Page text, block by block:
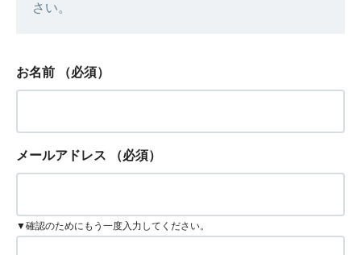
さい。
お名前 （必須）
メールアドレス （必須）
▼確認のためにもう一度入力してください。